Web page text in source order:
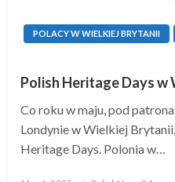
POLACY W WIELKIEJ BRYTANII
Polish Heritage Days w
Co roku w maju, pod
Londynie w Wielkiej
Heritage Days. Polonia w…